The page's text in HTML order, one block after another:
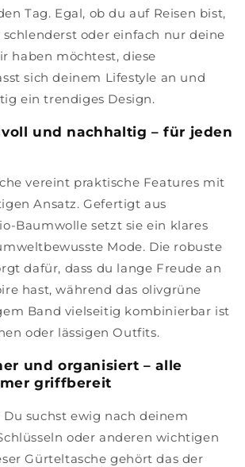
Tag. Egal, ob du auf Reisen bist,
oder einfach nur deine
haben möchtest, diese
sich deinem Lifestyle an und
ein trendiges Design.
und nachhaltig – für jeden
vereint praktische Features mit
Ansatz. Gefertigt aus
Baumwolle setzt sie ein klares
Mode. Die robuste
dafür, dass du lange Freude an
hast, während das olivgrüne
Band vielseitig kombinierbar ist
oder lässigen Outfits.
und organisiert – alle
griffbereit
Du suchst ewig nach deinem
oder anderen wichtigen
Gürteltasche gehört das der